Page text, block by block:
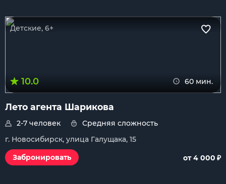
Детские, 6+
10.0 60 мин.
Лето агента Шарикова
2-7 человек
Средняя сложность
г. Новосибирск, улица Галущака, 15
Забронировать
от 4 000 ₽